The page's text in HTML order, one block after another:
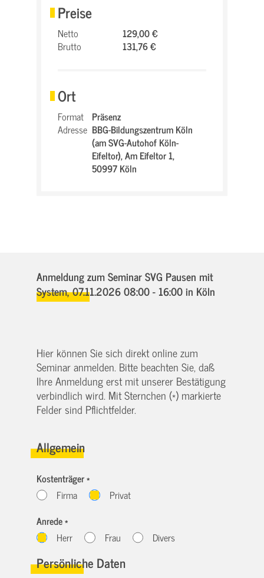
Preise
Netto
129,00 €
Brutto
131,76 €
Ort
Format Präsenz
Adresse BBG-Bildungszentrum Köln
(am SVG-Autohof Köln-
Eifeltor),Am Eifeltor 1,
50997 Köln
Anmeldung zum Seminar SVG Pausen mit
System,07.11.2026 08:00 - 16:00in Köln
Hier können Sie sich direkt online zum
Seminar anmelden. Bitte beachten Sie, daß
Ihre Anmeldung erst mit unserer Bestätigung
verbindlich wird. Mit Sternchen (*) markierte
Felder sind Pflichtfelder.
Allgemein
Kostenträger *
Firma
Privat
Anrede *
Herr
Frau Divers
Persönliche Daten